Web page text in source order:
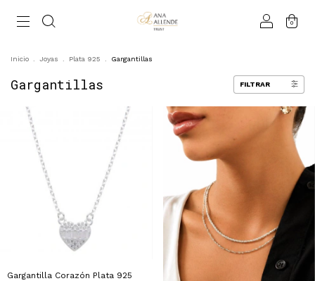
0
Inicio Joyas Plata 925 Gargantillas
Gargantillas FILTRAR
Gargantilla Corazón Plata 925